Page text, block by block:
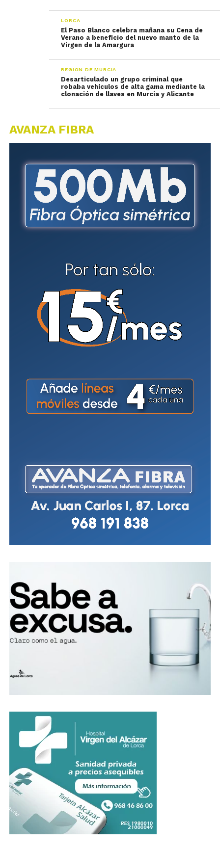
LORCA
El Paso Blanco celebra mañana su Cena de
Verano a beneficio del nuevo manto de la
Virgen de la Amargura
REGIÓN DE MURCIA
Desarticulado un grupo criminal que
robaba vehículos de alta gama mediante la
clonación de llaves en Murcia y Alicante
AVANZA FIBRA